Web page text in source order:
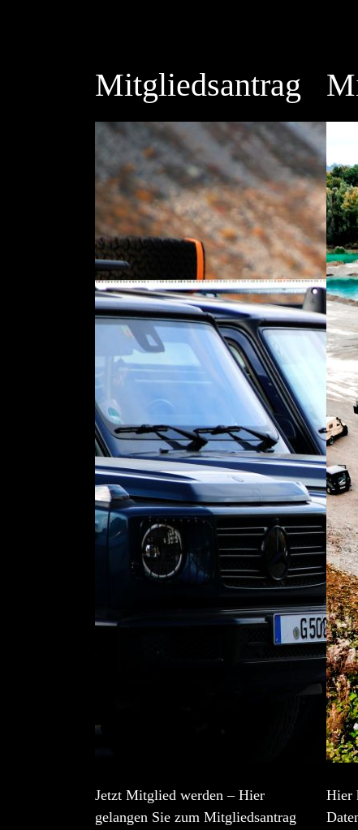
Mitgliedsantrag
Jetzt Mitglied werden – Hier
gelangen Sie zum Mitgliedsantrag
Hier